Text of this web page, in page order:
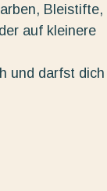
Bleistifte,
auf kleinere
und darfst dich